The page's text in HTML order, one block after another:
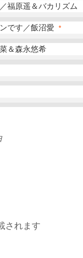
福原遥＆バカリズム
です／飯沼愛 *
＆森永悠希
されます